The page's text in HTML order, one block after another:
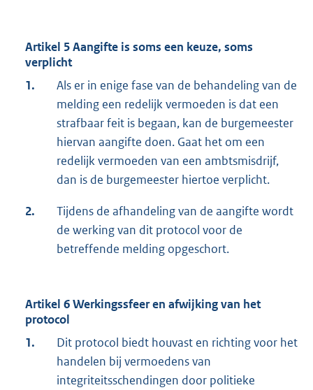
Artikel 5 Aangifte is soms een keuze, soms
verplicht
1.
Als er in enige fase van de behandeling van de
melding een redelijk vermoeden is dat een
strafbaar feit is begaan, kan de burgemeester
hiervan aangifte doen. Gaat het om een
redelijk vermoeden van een ambtsmisdrijf,
dan is de burgemeester hiertoe verplicht.
2.
Tijdens de afhandeling van de aangifte wordt
de werking van dit protocol voor de
betreffende melding opgeschort.
Artikel 6 Werkingssfeer en afwijking van het
protocol
1.
Dit protocol biedt houvast en richting voor het
handelen bij vermoedens van
integriteitsschendingen door politieke